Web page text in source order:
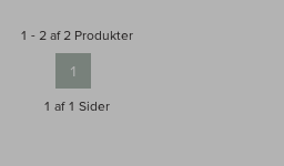
1 - 2 af 2 Produkter
1
1 af 1 Sider